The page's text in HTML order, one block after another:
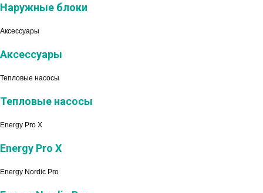
Наружные блоки
Аксессуары
Аксессуары
Тепловые насосы
Тепловые насосы
Energy Pro X
Energy Pro X
Energy Nordic Pro